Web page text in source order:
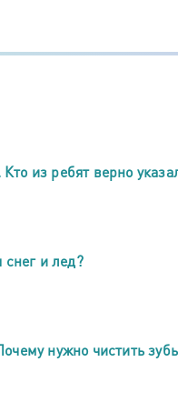
из ребят верно
снег и лед?
нужно чистить